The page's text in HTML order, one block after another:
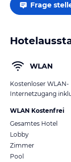
Frage
WLAN
Kostenloser WLAN-
Internetzugang
WLAN Kostenfrei
Gesamtes Hotel
Lobby
Zimmer
Pool